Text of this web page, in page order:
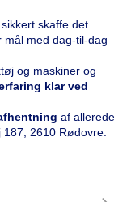
skaffe det.
mål med dag-til-dag
og maskiner og
klar ved
af allerede
2610 Rødovre.